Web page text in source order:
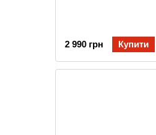
2 990 грн Купити